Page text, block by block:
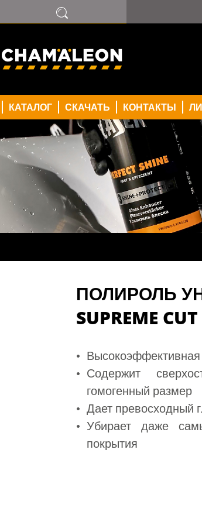
КАТАЛОГ СКАЧАТЬ КОНТАКТЫ
ПОЛИРОЛЬ
SUPREME CUT
Высокоэффективная
Содержит
гомогенный размер
Дает превосходный
Убирает даже
покрытия